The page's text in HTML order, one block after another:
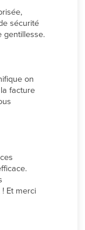
sécurité
gentillesse.
on
facture
Et merci